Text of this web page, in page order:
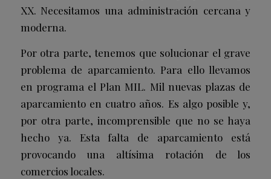
XX. Necesitamos una administración cercana y
moderna.
Por otra parte, tenemos que solucionar el grave
problema de aparcamiento. Para ello llevamos
en programa el Plan MIL. Mil nuevas plazas de
aparcamiento en cuatro años. Es algo posible y,
por otra parte, incomprensible que no se haya
hecho ya. Esta falta de aparcamiento está
provocando una altísima rotación de los
comercios locales.